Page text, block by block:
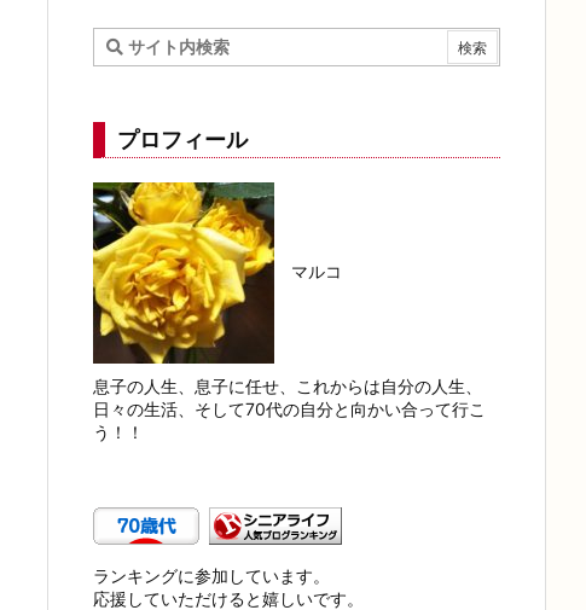
プロフィール
マルコ
息子の人生、息子に任せ、これからは自分の人生、
日々の生活、そして70代の自分と向かい合って行こ
う！！
ランキングに参加しています。
応援していただけると嬉しいです。